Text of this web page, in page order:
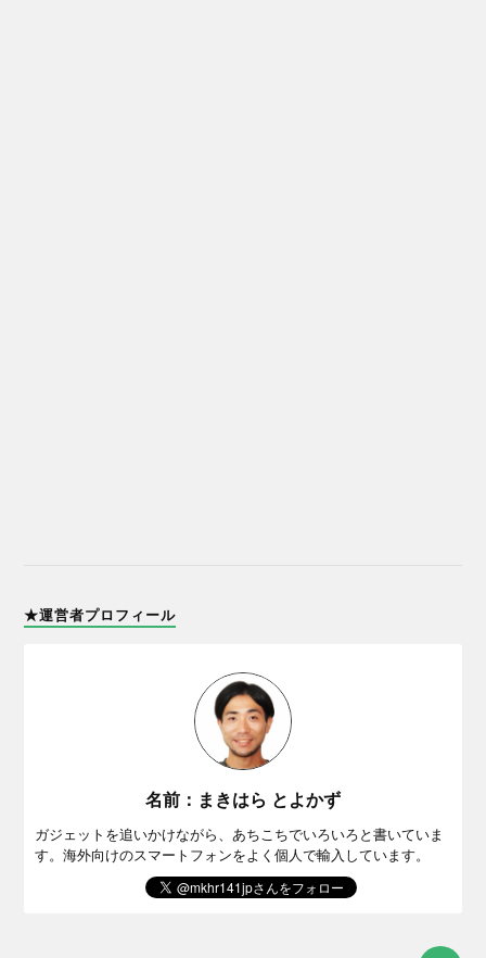
★運営者プロフィール
名前：まきはら とよかず
ガジェットを追いかけながら、あちこちでいろいろと書いていま
す。海外向けのスマートフォンをよく個人で輸入しています。